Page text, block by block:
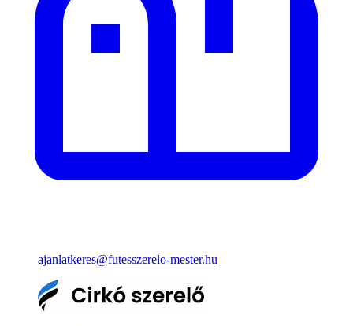
ajanlatkeres@futesszerelo-mester.hu